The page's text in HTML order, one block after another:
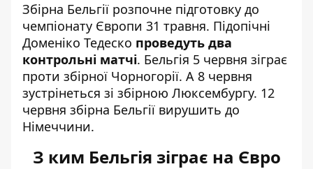
Збірна Бельгії розпочне підготовку до
чемпіонату Європи 31 травня. Підопічні
Доменіко Тедеско проведуть два
контрольні матчі. Бельгія 5 червня зіграє
проти збірної Чорногорії. А 8 червня
зустрінеться зі збірною Люксембургу. 12
червня збірна Бельгії вирушить до
Німеччини.
З ким Бельгія зіграє на Євро